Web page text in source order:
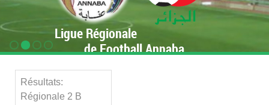
Ligue Régionale
de Football Annaba
Résultats:
Régionale 2 B